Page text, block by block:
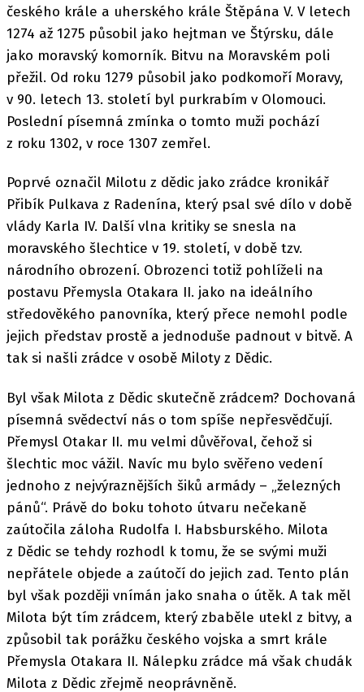
českého krále a uherského krále Štěpána V. V letech
1274 až 1275 působil jako hejtman ve Štýrsku, dále
jako moravský komorník. Bitvu na Moravském poli
přežil. Od roku 1279 působil jako podkomoří Moravy,
v 90. letech 13. století byl purkrabím v Olomouci.
Poslední písemná zmínka o tomto muži pochází
z roku 1302, v roce 1307 zemřel.
Poprvé označil Milotu z dědic jako zrádce kronikář
Přibík Pulkava z Radenína, který psal své dílo v době
vlády Karla IV. Další vlna kritiky se snesla na
moravského šlechtice v 19. století, v době tzv.
národního obrození. Obrozenci totiž pohlíželi na
postavu Přemysla Otakara II. jako na ideálního
středověkého panovníka, který přece nemohl podle
jejich představ prostě a jednoduše padnout v bitvě. A
tak si našli zrádce v osobě Miloty z Dědic.
Byl však Milota z Dědic skutečně zrádcem? Dochovaná
písemná svědectví nás o tom spíše nepřesvědčují.
Přemysl Otakar II. mu velmi důvěřoval, čehož si
šlechtic moc vážil. Navíc mu bylo svěřeno vedení
jednoho z nejvýraznějších šiků armády – „železných
pánů“. Právě do boku tohoto útvaru nečekaně
zaútočila záloha Rudolfa I. Habsburského. Milota
z Dědic se tehdy rozhodl k tomu, že se svými muži
nepřátele objede a zaútočí do jejich zad. Tento plán
byl však později vnímán jako snaha o útěk. A tak měl
Milota být tím zrádcem, který zbaběle utekl z bitvy, a
způsobil tak porážku českého vojska a smrt krále
Přemysla Otakara II. Nálepku zrádce má však chudák
Milota z Dědic zřejmě neoprávněně.